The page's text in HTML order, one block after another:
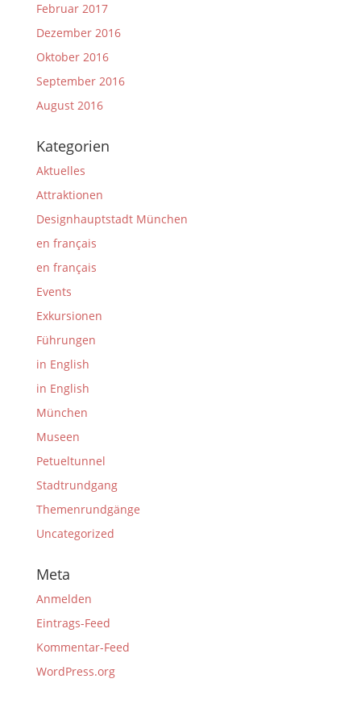
Februar 2017
Dezember 2016
Oktober 2016
September 2016
August 2016
Kategorien
Aktuelles
Attraktionen
Designhauptstadt München
en français
en français
Events
Exkursionen
Führungen
in English
in English
München
Museen
Petueltunnel
Stadtrundgang
Themenrundgänge
Uncategorized
Meta
Anmelden
Eintrags-Feed
Kommentar-Feed
WordPress.org